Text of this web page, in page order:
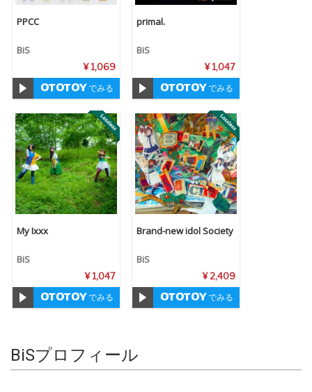
PPCC
BiS
¥ 1,069
でみる
primal.
BiS
¥ 1,047
でみる
My Ixxx
BiS
¥ 1,047
でみる
Brand-new idol Society
BiS
¥ 2,409
でみる
BiSプロフィール